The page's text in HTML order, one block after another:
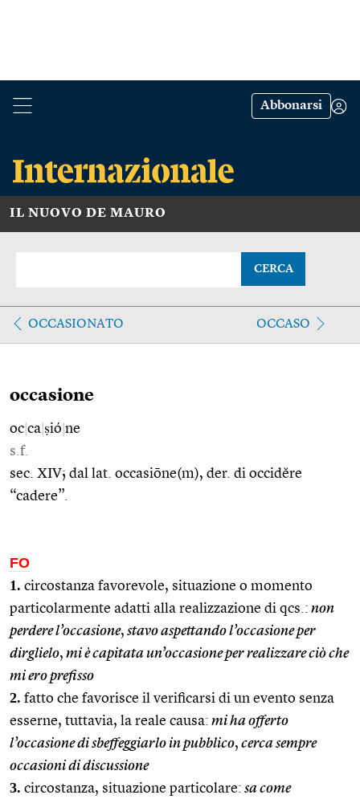
Abbonarsi
IL NUOVO DE MAURO
CERCA
OCCASIONATO OCCASO
occasione
oc ca ṣió ne
s.f.
sec. XIV; dal lat. occasiōne(m), der. di occidĕre
“cadere”.
FO
1. circostanza favorevole, situazione o momento
particolarmente adatti alla realizzazione di qcs.: non
perdere l’occasione, stavo aspettando l’occasione per
dirglielo, mi è capitata un’occasione per realizzare ciò che
mi ero prefisso
2. fatto che favorisce il verificarsi di un evento senza
esserne, tuttavia, la reale causa: mi ha offerto
l’occasione di sbeffeggiarlo in pubblico, cerca sempre
occasioni di discussione
3. circostanza, situazione particolare: sa come